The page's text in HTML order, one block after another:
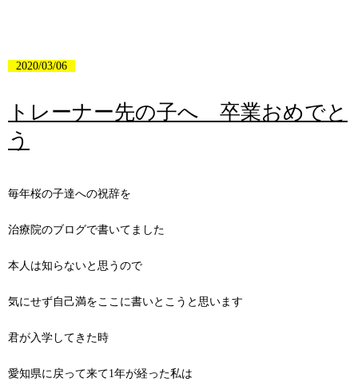
2020/03/06
トレーナー先の子へ 卒業おめでと
う
毎年桜の子達への祝辞を
治療院のブログで書いてました
本人は知らないと思うので
気にせず自己満をここに書いとこうと思います
君が入学してきた時
愛知県に戻って来て1年が経った私は